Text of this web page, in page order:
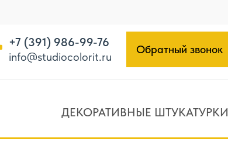
+7 (391) 986-99-76
info@studiocolorit.ru
Обратный звонок
ДЕКОРАТИВНЫЕ ШТУКАТУРКИ